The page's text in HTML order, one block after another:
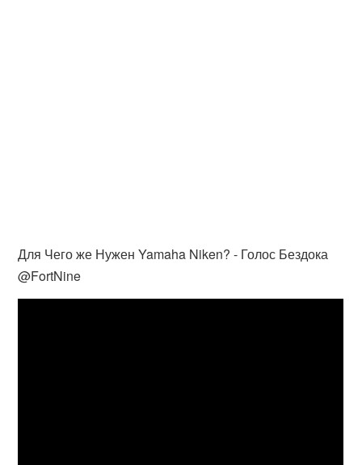
Для Чего же Нужен Yamaha Niken? - Голос Бездока
@FortNine